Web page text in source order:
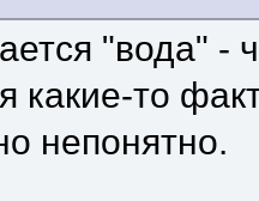
"вода" -
какие-то
непонятно.